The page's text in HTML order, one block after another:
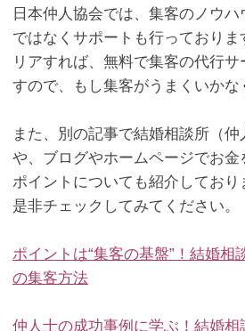
日本仲人協会では、集客のノウ
ではなくサポートも行っておりま
リアすれば、無料で集客の代行サ
すので、もし集客がうまくいかな
また、別の記事で結婚相談所（
や、ブログやホームページでお金
ポイントについても紹介しており
是非チェックしてみてください。
ポイントは“集客の基盤”！結婚相
の集客方法
仲人士の成功事例に学ぶ！結婚